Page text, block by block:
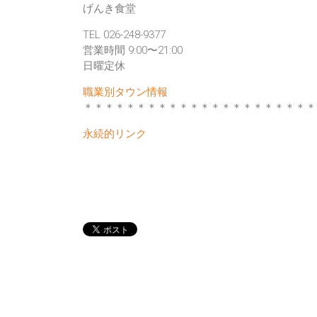
げんき食堂
TEL 026-248-9377
営業時間 9:00〜21:00
日曜定休
職業別タウン情報
＊＊＊＊＊＊＊＊＊＊＊＊＊＊＊＊＊＊＊＊＊
永続的リンク